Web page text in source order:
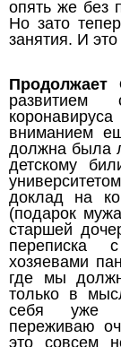
опять же без
Но зато
занятия. И
Продолжает
развитием
вниманием
должна была
детскому
доклад на
(подарок
старшей
переписка
хозяевами
где мы
только в
себя уже
переживаю
это совсем